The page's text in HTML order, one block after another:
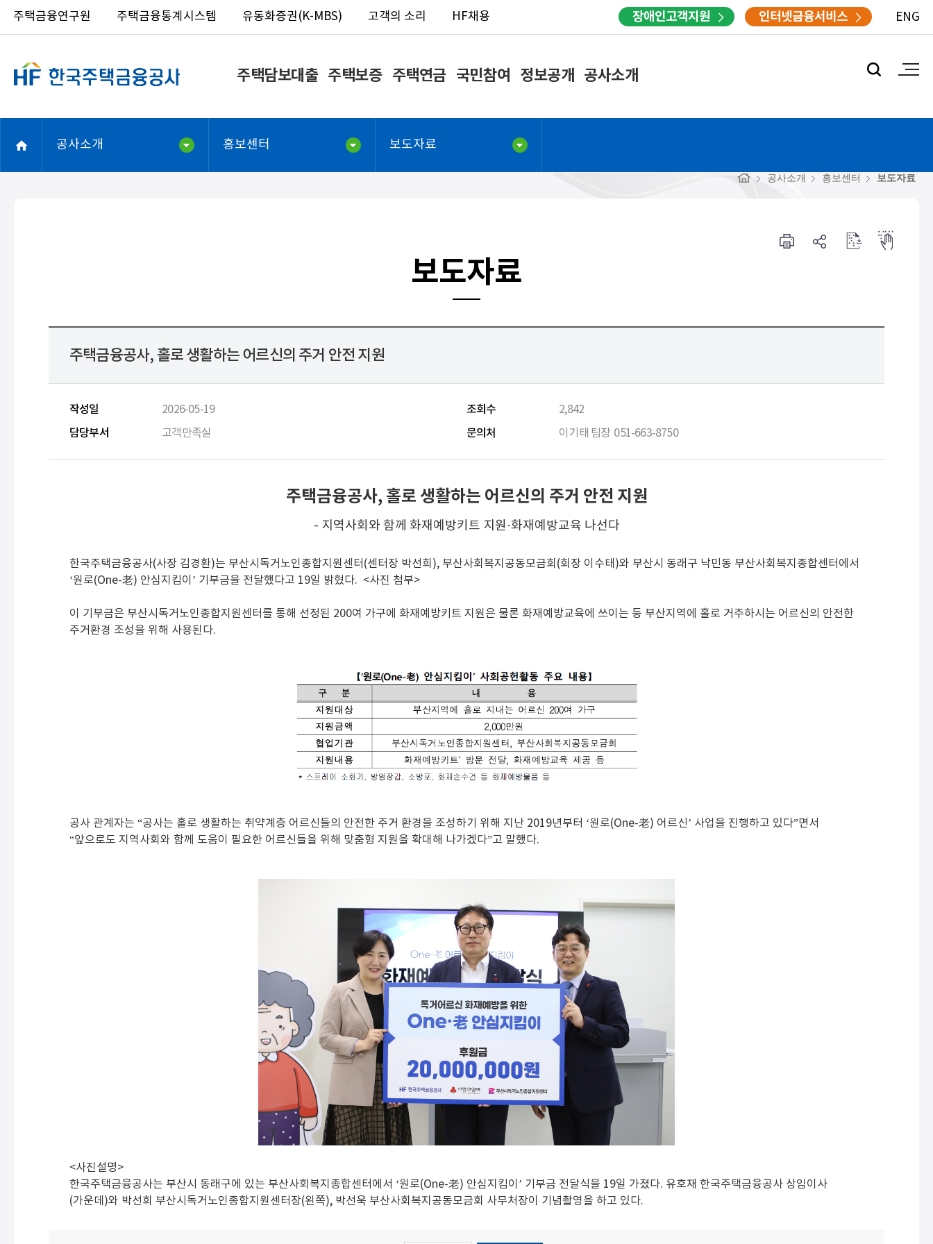
주택금융연구원 주택금융통계시스템 유동화증권(K-MBS) 고객의 소리 HF채용 장애인고객지원 인터넷금융서비스 ENG
주택담보대출 주택보증 주택연금 국민참여 정보공개 공사소개
공사소개 홍보센터 보도자료
공사소개 홍보센터 보도자료
프
린
공
유
점
자
점
자
보도자료
주택금융공사, 홀로 생활하는 어르신의 주거 안전 지원
작성일 2026-05-19 조회수
2,842
담당부서
고객만족실 문의처 이기태 팀장 051-663-8750
주택금융공사, 홀로 생활하는 어르신의 주거 안전 지원
- 지역사회와 함께 화재예방키트 지원·화재예방교육 나선다
한국주택금융공사(사장 김경환)는 부산시독거노인종합지원센터(센터장 박선희), 부산사회복지공동모금회(회장 이수태)와 부산시 동래구 낙민동 부산사회복지종합센터에서
‘원로(One-老) 안심지킴이’ 기부금을 전달했다고 19일 밝혔다. <사진 첨부>
이 기부금은 부산시독거노인종합지원센터를 통해 선정된 200여 가구에 화재예방키트 지원은 물론 화재예방교육에 쓰이는 등 부산지역에 홀로 거주하시는 어르신의 안전한
주거환경 조성을 위해 사용된다.
공사 관계자는 “공사는 홀로 생활하는 취약계층 어르신들의 안전한 주거 환경을 조성하기 위해 지난 2019년부터 ‘원로(One-老) 어르신’ 사업을 진행하고 있다”면서
“앞으로도 지역사회와 함께 도움이 필요한 어르신들을 위해 맞춤형 지원을 확대해 나가겠다”고 말했다.
<사진설명>
한국주택금융공사는 부산시 동래구에 있는 부산사회복지종합센터에서 ‘원로(One-老) 안심지킴이’ 기부금 전달식을 19일 가졌다. 유호재 한국주택금융공사 상임이사
(가운데)와 박선희 부산시독거노인종합지원센터장(왼쪽), 박선욱 부산사회복지공동모금회 사무처장이 기념촬영을 하고 있다.